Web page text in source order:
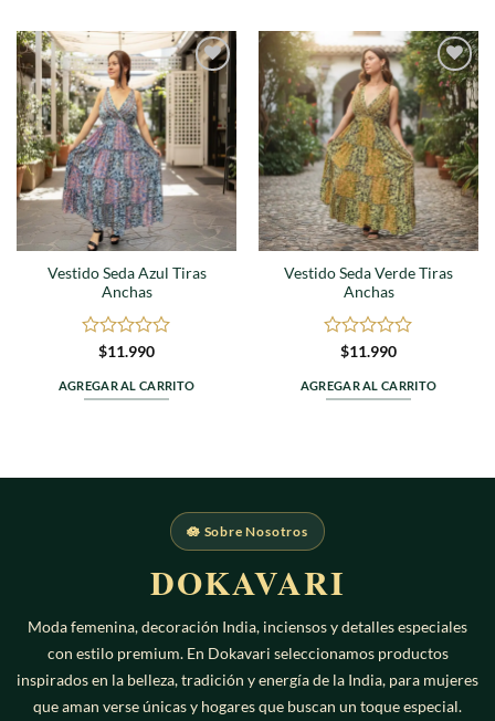
tiene
múltiples
variantes.
Las
opciones
se
pueden
elegir
en
la
página
de
producto
Agregar
a
favoritos
Vestido Seda Azul Tiras
Anchas
Valorado
0
de
$11.990
AGREGAR AL CARRITO
Agregar
a
favoritos
Vestido Seda Verde Tiras
Anchas
Valorado
0
de
$11.990
AGREGAR AL CARRITO
🪷 Sobre Nosotros
DOKAVARI
Moda femenina, decoración India, inciensos y detalles especiales
con estilo premium. En Dokavari seleccionamos productos
inspirados en la belleza, tradición y energía de la India, para mujeres
que aman verse únicas y hogares que buscan un toque especial.